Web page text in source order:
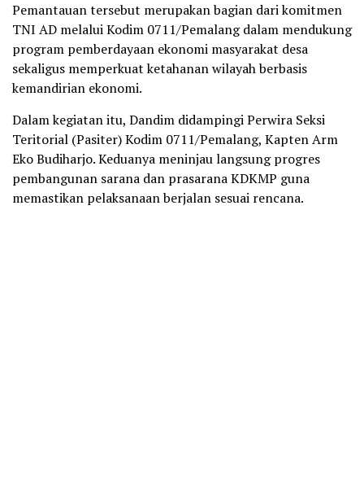
Pemantauan tersebut merupakan bagian dari komitmen
TNI AD melalui Kodim 0711/Pemalang dalam mendukung
program pemberdayaan ekonomi masyarakat desa
sekaligus memperkuat ketahanan wilayah berbasis
kemandirian ekonomi.
Dalam kegiatan itu, Dandim didampingi Perwira Seksi
Teritorial (Pasiter) Kodim 0711/Pemalang, Kapten Arm
Eko Budiharjo. Keduanya meninjau langsung progres
pembangunan sarana dan prasarana KDKMP guna
memastikan pelaksanaan berjalan sesuai rencana.